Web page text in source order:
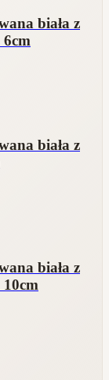
biała z
biała z
biała z